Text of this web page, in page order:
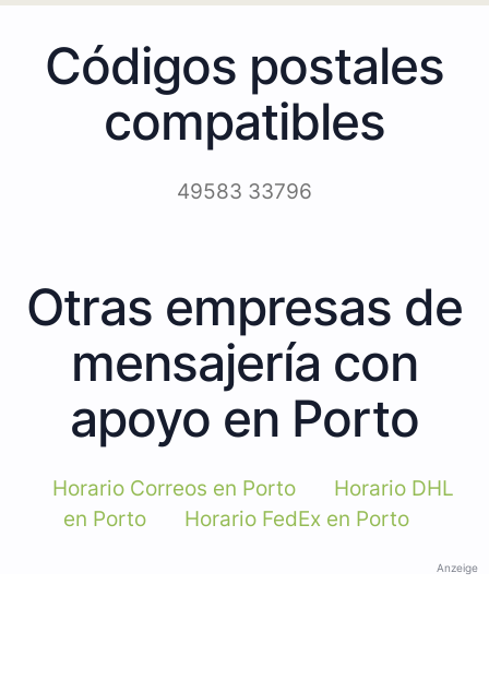
Códigos postales
compatibles
49583 33796
Otras empresas de
mensajería con
apoyo en Porto
Horario Correos en Porto
Horario DHL
en Porto
Horario FedEx en Porto
Anzeige